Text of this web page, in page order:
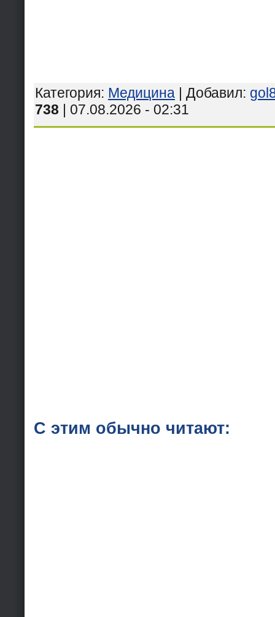
Категория: Медицина | Добавил:
738 | 07.08.2026 - 02:31
С этим обычно читают: